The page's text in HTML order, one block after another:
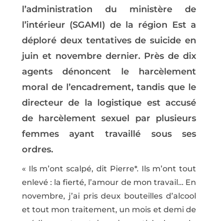
l’administration du ministère de
l’intérieur (SGAMI) de la région Est a
déploré deux tentatives de suicide en
juin et novembre dernier. Près de dix
agents dénoncent le harcèlement
moral de l’encadrement, tandis que le
directeur de la logistique est accusé
de harcèlement sexuel par plusieurs
femmes ayant travaillé sous ses
ordres.
« Ils m’ont scalpé, dit Pierre*. Ils m’ont tout
enlevé : la fierté, l’amour de mon travail… En
novembre, j’ai pris deux bouteilles d’alcool
et tout mon traitement, un mois et demi de